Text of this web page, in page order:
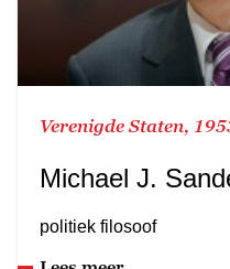
Verenigde Staten,
Michael J.
politiek filosoof